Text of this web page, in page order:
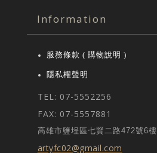
Information
服務條款 ( 購物說明 )
隱私權聲明
TEL: 07-5552256
FAX: 07-5557881
高雄市鹽埕區七賢二路472號6樓
artyfc02@gmail.com